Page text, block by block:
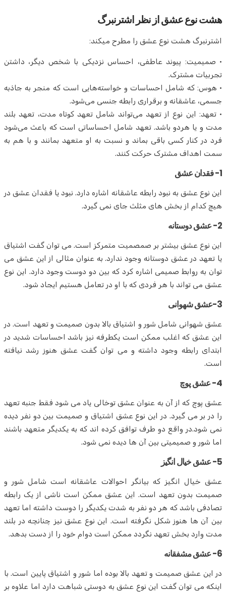
هشت نوع عشق از نظر اشترنبرگ
اشترنبرگ هشت نوع عشق را مطرح ميكند:
• صمیمیت: پیوند عاطفی، احساس نزدیکی با شخص دیگر، داشتن
تجربیات مشترک.
• هوس: که شامل احساسات و خواسته‌هایی است که منجر به جاذبه
جسمی، عاشقانه و برقراری رابطه جنسی می‌شود.
• تعهد: این نوع از تعهد می‌تواند شامل تعهد کوتاه مدت، تعهد بلند
مدت و یا هردو باشد. تعهد شامل احساساتی است که باعث می‌شود
فرد در کنار کسی باقی بماند و نسبت به او متعهد بمانند و با هم به
سمت اهداف مشترک حرکت کنند.
این نوع عشق به نبود رابطه عاشقانه اشاره دارد. نبود یا فقدان عشق در
هیچ کدام از بخش های مثلث جای نمی گیرد.
2- عشق دوستانه
این نوع عشق بیشتر بر صمصمیت متمرکز است. می توان گفت اشتیاق
یا تعهد در عشق دوستانه وجود ندارد. به عنوان مثالی از این عشق می
توان به روابط صمیمی اشاره کرد که بین دو دوست وجود دارد. این نوع
عشق می تواند با هر فردی که با او در تعامل هستیم ایجاد شود.
3-عشق شهوانی
عشق شهوانی شامل شور و اشتیاق بالا بدون صمیمت و تعهد است. در
این عشق که اغلب ممکن است یکطرفه نیز باشد احساسات شدید در
ابتدای رابطه وجود داشته و می توان گفت عشق هنوز رشد نیافته
است.
4- عشق پوچ
عشق پوچ که از آن به عنوان عشق توخالی یاد می شود فقط جنبه تعهد
را در بر می گیرد. در این نوع عشق اشتیاق و صمیمت بین دو نفر دیده
نمی شود.در واقع دو طرف توافق کرده اند که به یکدیگر متعهد باشند
اما شور و صمیمیتی بین آن ها دیده نمی شود.
5- عشق خیال انگیز
عشق خیال انگیز که بیانگر احوالات عاشقانه است شامل شور و
صمیمت بدون تعهد است. این عشق ممکن است ناشی از یک رابطه
تصادفی باشد که هر دو نفر به شدت یکدیگر را دوست داشته اما تعهد
بین آن ها هنوز شکل نگرفته است. این نوع عشق نیز چنانچه در بلند
مدت وارد بخش تعهد نگردد ممکن است دوام خود را از دست بدهد.
6- عشق مشفقانه
در این عشق صمیمت و تعهد بالا بوده اما شور و اشتیاق پایین است. با
اینکه می توان گفت این نوع عشق به دوستی شباهت دارد اما علاوه بر